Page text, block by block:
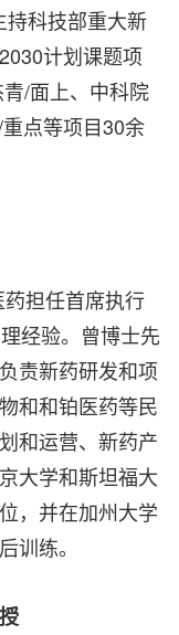
科技部重大新
计划课题项
/面上、中科院
点等项目30余
担任首席执行
经验。曾博士先
责新药研发和项
和和铂医药等民
和运营、新药产
大学和斯坦福大
，并在加州大学
训练。